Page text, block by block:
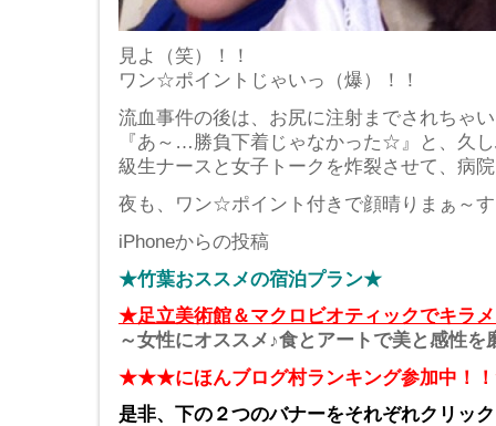
見よ（笑）！！
ワン☆ポイントじゃいっ（爆）！！
流血事件の後は、お尻に注射までされちゃ
『あ～…勝負下着じゃなかった☆』と、久
級生ナースと女子トークを炸裂させて、病
夜も、ワン☆ポイント付きで顔晴りまぁ～
iPhoneからの投稿
★竹葉おススメの宿泊プラン★
★足立美術館＆マクロビオティックでキラ
～女性にオススメ♪食とアートで美と感性を
★★★にほんブログ村ランキング参加中
是非、下の２つのバナーをそれぞれクリッ